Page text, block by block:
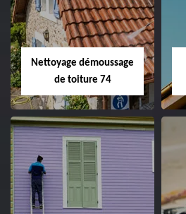
Nettoyage démoussage
de toiture 74